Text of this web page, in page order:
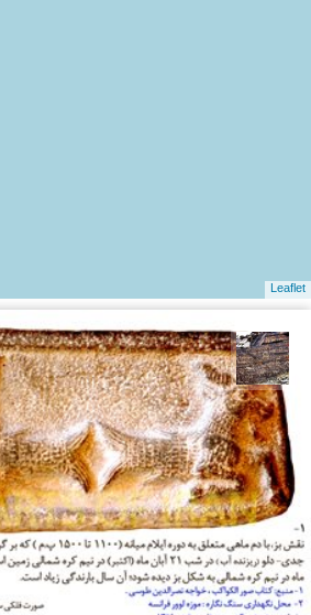
Leaflet
محمد ناصری فرد